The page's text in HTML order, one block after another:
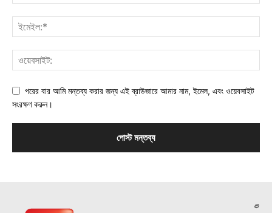
পরের বার আমি মন্তব্য করার জন্য এই ব্রাউজারে আমার নাম, ইমেল, এবং ওয়েবসাইট
সংরক্ষণ করুন।
©